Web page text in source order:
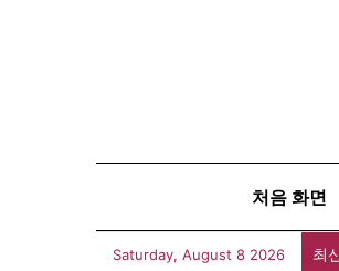
처음 화면
Saturday, August 8 2026 최